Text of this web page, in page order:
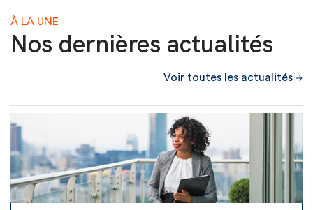
À LA UNE
Nos dernières actualités
Voir toutes les actualités